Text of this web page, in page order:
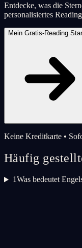
Entdecke, was die
personalisiertes
Mein Gratis-Reading
Keine Kreditkarte •
Häufig
1Was bedeutet